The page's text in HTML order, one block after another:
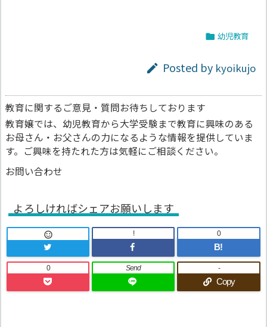
 幼児教育
 Posted by kyoikujo
教育に関するご意見・質問お待ちしております
教育嬢では、幼児教育から大学受験まで教育に興味のある
お母さん・お父さんの力になるような情報を提供していま
す。ご興味を持たれた方は気軽にご相談ください。
お問い合わせ
よろしければシェアお願いします
 !
B!
0
0 Send
Copy
-